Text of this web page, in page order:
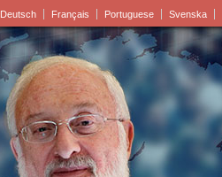
Deutsch Français Portuguese Svenska